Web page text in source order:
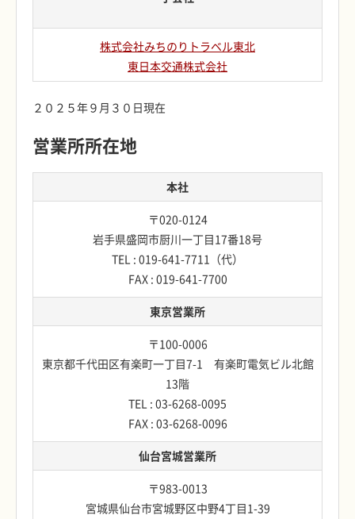
株式会社みちのりトラベル東北
東日本交通株式会社
２０２５年９月３０日現在
営業所所在地
本社
〒020-0124
岩手県盛岡市厨川一丁目17番18号
TEL : 019-641-7711（代）
FAX : 019-641-7700
東京営業所
〒100-0006
東京都千代田区有楽町一丁目7-1 有楽町電気ビル北館
13階
TEL : 03-6268-0095
FAX : 03-6268-0096
仙台宮城営業所
〒983-0013
宮城県仙台市宮城野区中野4丁目1-39